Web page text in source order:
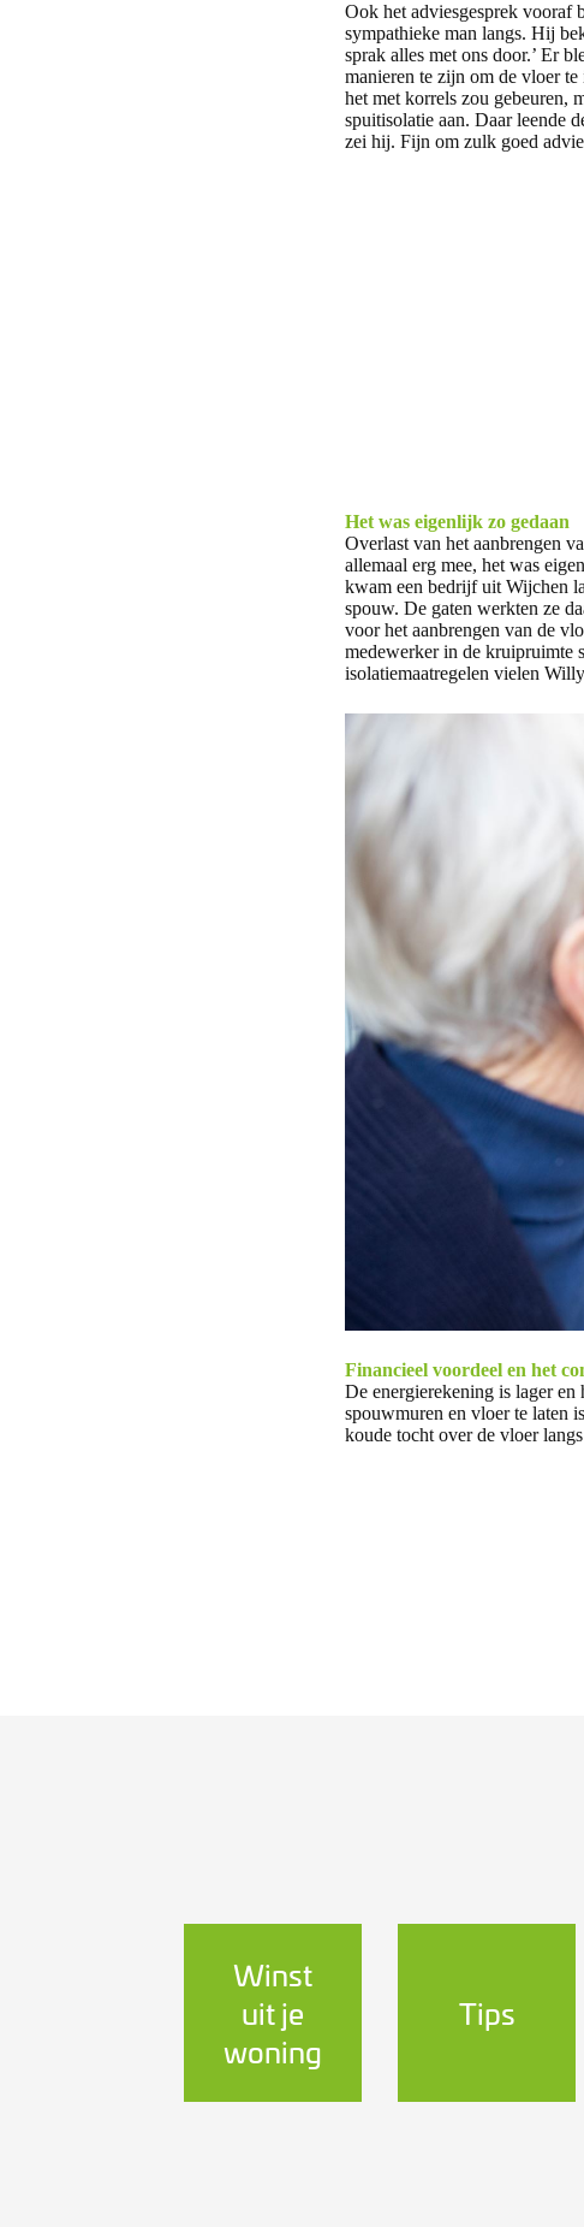
Ook het adviesgesprek vooraf
sympathieke man langs. Hij
sprak alles met ons door.’ Er
manieren te zijn om de vloer te
het met korrels zou gebeuren,
spuitisolatie aan. Daar leende
zei hij. Fijn om zulk goed
Het was eigenlijk zo gedaan
Overlast van het aanbrengen
allemaal erg mee, het was
kwam een bedrijf uit Wijchen
spouw. De gaten werkten ze
voor het aanbrengen van de
medewerker in de kruipruimte
isolatiemaatregelen vielen
Financieel voordeel en het
De energierekening is lager
spouwmuren en vloer te laten
koude tocht over de vloer
Winst
uit je
woning
Tips